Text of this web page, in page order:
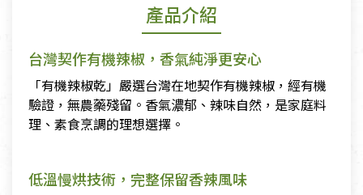
產品介紹
台灣契作有機辣椒，香氣純淨更安心
「有機辣椒乾」嚴選台灣在地契作有機辣椒，經有機
驗證，無農藥殘留。香氣濃郁、辣味自然，是家庭料
理、素食烹調的理想選擇。
低溫慢烘技術，完整保留香辣風味